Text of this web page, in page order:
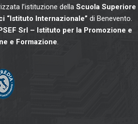
l’istituzione della Scuola Superiore
“Istituto Internazionale” di Benevento.
Srl – Istituto per la Promozione e
e Formazione.